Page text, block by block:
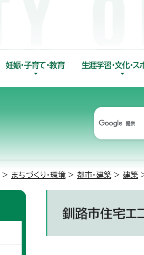
妊娠・子育て・教育 生涯学習・文化・ス
> まちづくり・環境 > 都市・建築 > 建築
釧路市住宅エ